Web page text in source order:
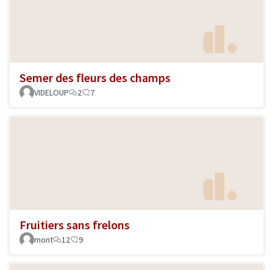
Semer des fleurs des champs
VIDELOUP 2 7
Fruitiers sans frelons
mont 12 9